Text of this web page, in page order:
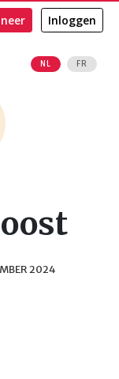
NL FR
Inloggen
2024